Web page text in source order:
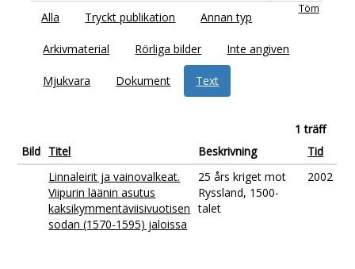
Töm
Alla Tryckt publikation Annan typ
Arkivmaterial Rörliga bilder Inte angiven
Mjukvara Dokument Text
1 träff
Bild Titel Beskrivning
Tid
Linnaleirit ja vainovalkeat.
Viipurin läänin asutus
kaksikymmentäviisivuotisen
sodan (1570-1595) jaloissa
25 års kriget mot
Ryssland, 1500-
talet
2002